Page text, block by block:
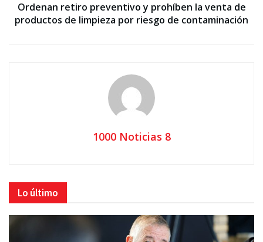
Ordenan retiro preventivo y prohíben la venta de
productos de limpieza por riesgo de contaminación
1000 Noticias 8
Lo último